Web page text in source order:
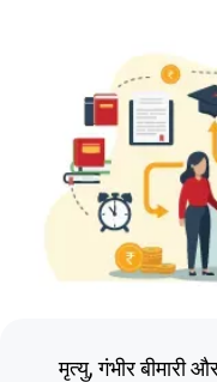
मृत्यु, गंभीर बीमारी